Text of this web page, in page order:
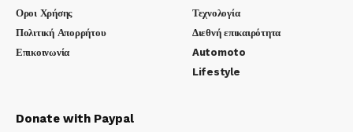
Οροι Χρήσης
Πολιτική Απορρήτου
Επικοινωνία
Τεχνολογία
Διεθνή επικαιρότητα
Automoto
Lifestyle
Donate with Paypal